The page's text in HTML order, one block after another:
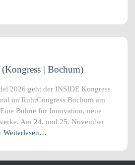
| Bochum)
2026 geht der INSIDE Kongress
im RuhrCongress Bochum am
Bühne für Innovation, neue
Am 24. und 25. November
Weiterlesen…